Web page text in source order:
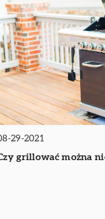
29-2021
grillować można